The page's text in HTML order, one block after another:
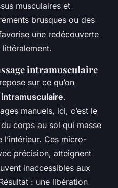
musculaires et
brusques ou des
une redécouverte
intramusculaire
sur ce qu’on
.
manuels, ici, c’est le
corps au sol qui masse
Ces micro-
précision, atteignent
inaccessibles aux
: une libération